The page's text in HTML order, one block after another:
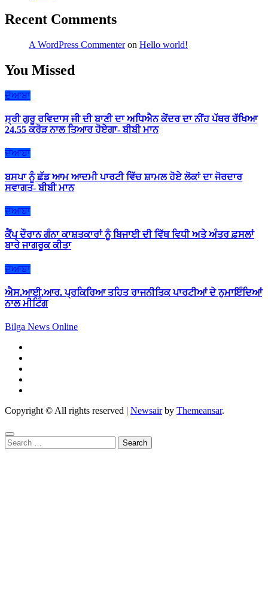
Recent Comments
A WordPress Commenteron Hello world!
You Missed
ਦੋਆਬਾ
ਸ੍ਰੀ ਗੁਰੂ ਰਵਿਦਾਸ ਜੀ ਦੀ ਬਾਣੀ ਦਾ ਅਧਿਐਨ ਕੇਂਦਰ ਦਾ ਨੀਂਹ ਪੱਥਰ ਰੱਖਿਆ
24.55 ਕਰੋੜ ਨਾਲ ਤਿਆਰ ਹੋਏਗਾ- ਬੀਬੀ ਮਾਨ
ਦੋਆਬਾ
ਬਸਪਾ ਨੂੰ ਛੱਡ ਆਮ ਆਦਮੀ ਪਾਰਟੀ ਵਿੱਚ ਸ਼ਾਮਲ ਹੋਏ ਲੋਕਾਂ ਦਾ ਜੋਰਦਾਰ
ਸਵਾਗਤ- ਬੀਬੀ ਮਾਨ
ਦੋਆਬਾ
ਕੈਂਪ ਦੌਰਾਨ ਗੰਨਾ ਕਾਸ਼ਤਕਾਰਾਂ ਨੂੰ ਬਿਜਾਈ ਦੀ ਵਿੱਥ ਵਿਧੀ ਅਤੇ ਅੰਤਰ ਫ਼ਸਲਾਂ
ਬਾਰੇ ਜਾਗਰੂਕ ਕੀਤਾ
ਦੋਆਬਾ
ਐਸ.ਆਈ.ਆਰ. ਪ੍ਰਕਿਰਿਆ ਤਹਿਤ ਰਾਜਨੀਤਿਕ ਪਾਰਟੀਆਂ ਦੇ ਨੁਮਾਇੰਦਿਆਂ
ਨਾਲ ਮੀਟਿੰਗ
Bilga News Online
Copyright © All rights reserved | Newsairby Themeansar.
Search
for: